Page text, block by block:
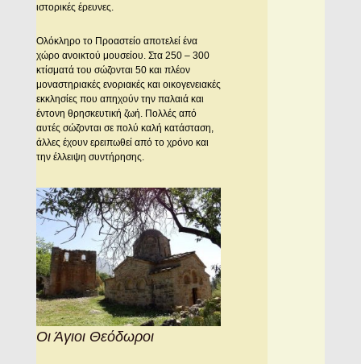
ιστορικές έρευνες.
Oλόκληρο το Προαστείο αποτελεί ένα
χώρο ανοικτού μουσείου. Στα 250 – 300
κτίσματά του σώζονται 50 και πλέον
μοναστηριακές ενοριακές και οικογενειακές
εκκλησίες που απηχούν την παλαιά και
έντονη θρησκευτική ζωή. Πολλές από
αυτές σώζονται σε πολύ καλή κατάσταση,
άλλες έχουν ερειπωθεί από το χρόνο και
την έλλειψη συντήρησης.
Οι Άγιοι Θεόδωροι